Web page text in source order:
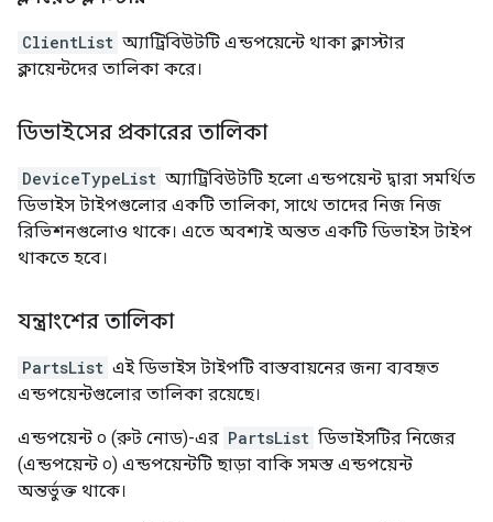
ClientList অ্যাট্রিবিউটটি এন্ডপয়েন্টে থাকা ক্লাস্টার
ক্লায়েন্টদের তালিকা করে।
ডিভাইসের প্রকারের তালিকা
DeviceTypeList অ্যাট্রিবিউটটি হলো এন্ডপয়েন্ট দ্বারা সমর্থিত
ডিভাইস টাইপগুলোর একটি তালিকা, সাথে তাদের নিজ নিজ
রিভিশনগুলোও থাকে। এতে অবশ্যই অন্তত একটি ডিভাইস টাইপ
থাকতে হবে।
যন্ত্রাংশের তালিকা
PartsList এই ডিভাইস টাইপটি বাস্তবায়নের জন্য ব্যবহৃত
এন্ডপয়েন্টগুলোর তালিকা রয়েছে।
এন্ডপয়েন্ট ০ (রুট নোড)-এর PartsList ডিভাইসটির নিজের
(এন্ডপয়েন্ট ০) এন্ডপয়েন্টটি ছাড়া বাকি সমস্ত এন্ডপয়েন্ট
অন্তর্ভুক্ত থাকে।